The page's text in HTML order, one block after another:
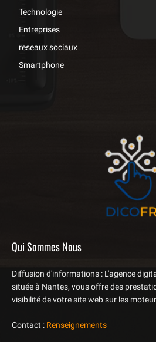
Technologie
Entreprises
reseaux sociaux
Smartphone
Qui Sommes Nous
Diffusion d'informations : L'agence
située à Nantes, vous offre des
visibilité de votre site web sur les
Contact : Renseignements